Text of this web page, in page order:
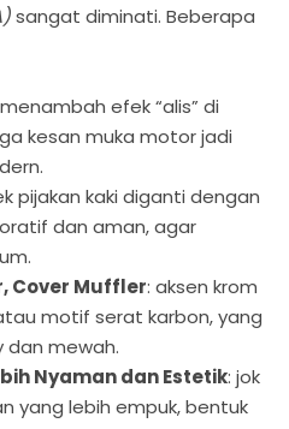
sangat diminati. Beberapa
efek “alis” di
kesan muka motor jadi
pijakan kaki diganti dengan
dan aman, agar
Cover Muffler: aksen krom
motif serat karbon, yang
mewah.
Nyaman dan Estetik: jok
yang lebih empuk, bentuk